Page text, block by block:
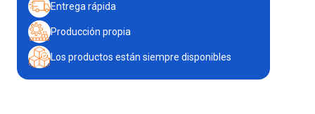
Entrega rápida
Producción propia
Los productos están siempre disponibles